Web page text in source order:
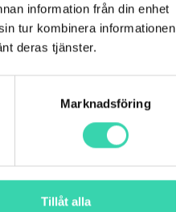
information från din enhet
tur kombinera informationen
deras tjänster.
Marknadsföring
Tillåt alla